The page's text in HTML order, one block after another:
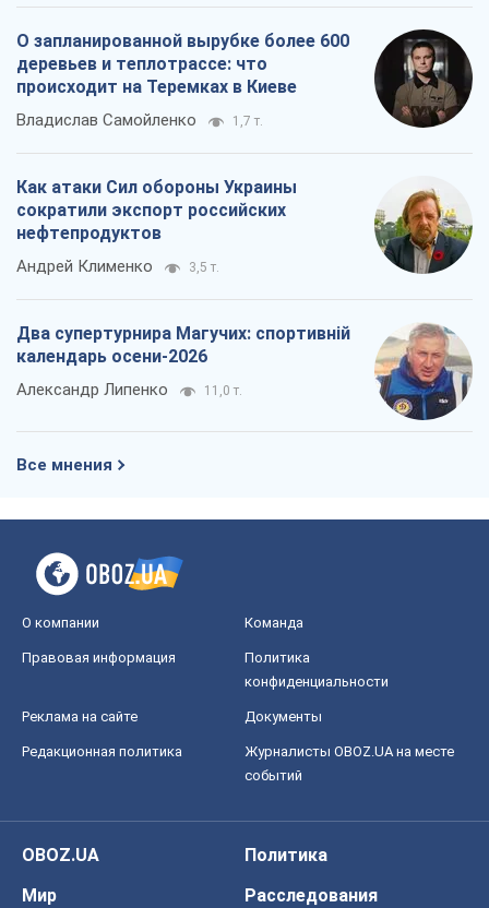
О запланированной вырубке более 600
деревьев и теплотрассе: что
происходит на Теремках в Киеве
Владислав Самойленко 1,7 т.
Как атаки Сил обороны Украины
сократили экспорт российских
нефтепродуктов
Андрей Клименко 3,5 т.
Два супертурнира Магучих: спортивній
календарь осени-2026
Александр Липенко 11,0 т.
Все мнения
О компании Команда
Правовая информация
Политика
конфиденциальности
Реклама на сайте Документы
Редакционная политика
Журналисты OBOZ.UA на месте
событий
OBOZ.UA
Политика
Мир
Расследования